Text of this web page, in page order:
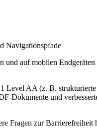
Navigationspfade
und auf mobilen Endgeräten
AA (z. B.
Dokumente und
Fragen zur Barrierefreiheit